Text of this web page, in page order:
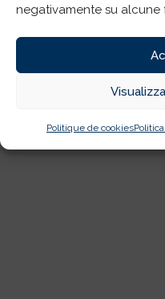
negativamente su alcune
Politique de cookies